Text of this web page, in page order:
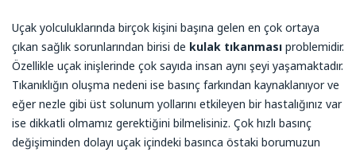
Uçak yolculuklarında birçok kişini başına gelen en çok ortaya
çıkan sağlık sorunlarından birisi de kulak tıkanması problemidir.
Özellikle uçak inişlerinde çok sayıda insan aynı şeyi yaşamaktadır.
Tıkanıklığın oluşma nedeni ise basınç farkından kaynaklanıyor ve
eğer nezle gibi üst solunum yollarını etkileyen bir hastalığınız var
ise dikkatli olmamız gerektiğini bilmelisiniz. Çok hızlı basınç
değişiminden dolayı uçak içindeki basınca östaki borumuzun